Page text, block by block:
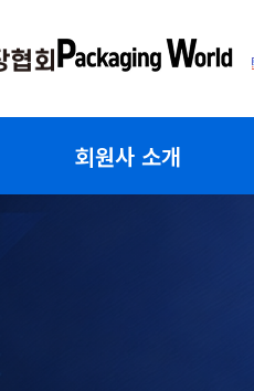
회원사 소개